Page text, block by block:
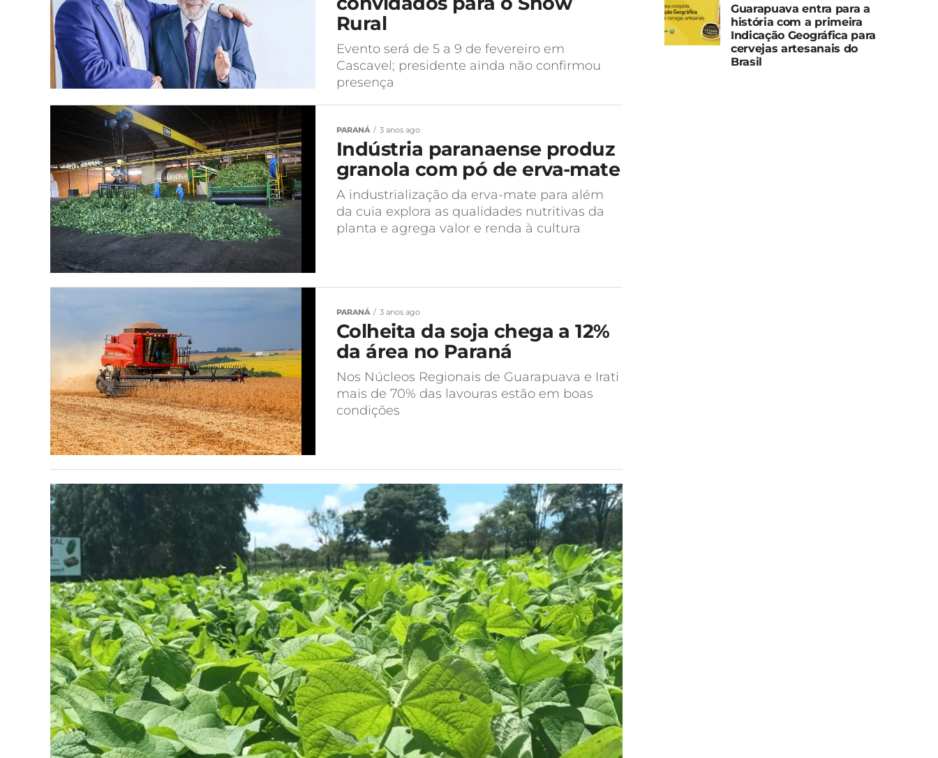
Rural
Evento será de 5 a 9 de fevereiro em
Cascavel; presidente ainda não confirmou
presença
PARANÁ 3 anos ago
Indústria paranaense produz
granola com pó de erva-mate
A industrialização da erva-mate para além
da cuia explora as qualidades nutritivas da
planta e agrega valor e renda à cultura
PARANÁ 3 anos ago
Colheita da soja chega a 12%
da área no Paraná
Nos Núcleos Regionais de Guarapuava e Irati
mais de 70% das lavouras estão em boas
condições
Guarapuava entra para a
história com a primeira
Indicação Geográfica para
cervejas artesanais do
Brasil